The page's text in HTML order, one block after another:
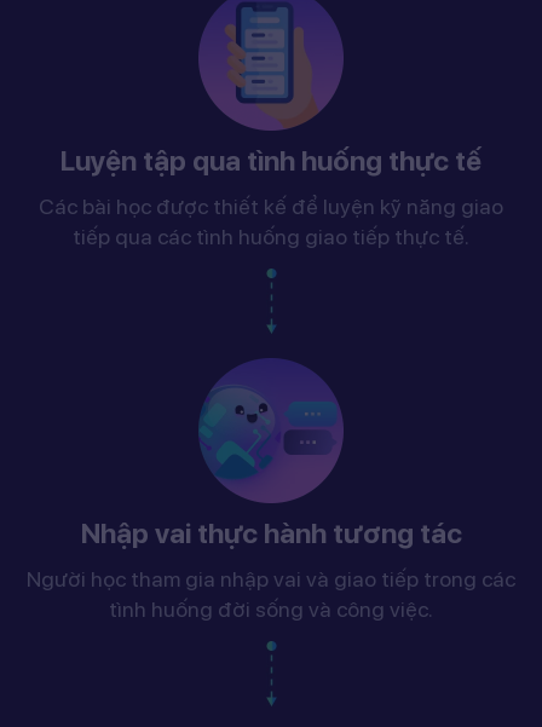
Luyện tập qua tình huống thực tế
Các bài học được thiết kế để luyện kỹ năng giao
tiếp qua các tình huống giao tiếp thực tế.
Nhập vai thực hành tương tác
Người học tham gia nhập vai và giao tiếp trong các
tình huống đời sống và công việc.